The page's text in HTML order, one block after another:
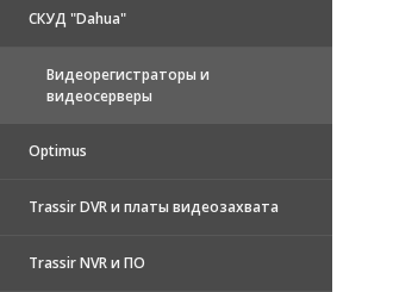
CКУД "Dahua"
Видеорегистраторы и
видеосерверы
Optimus
Trassir DVR и платы видеозахвата
Trassir NVR и ПО